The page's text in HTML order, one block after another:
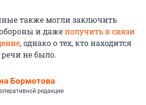
также могли заключить
и дажеполучить в связи
, однако о тех, кто находится
не было.
Бормотова
редакции